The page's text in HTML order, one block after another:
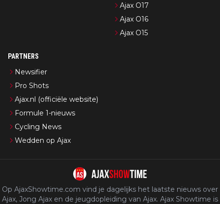
Ajax O17
Ajax O16
Ajax O15
PARTNERS
Newsifier
Pro Shots
Ajax.nl (officiële website)
Formule 1-nieuws
Cycling News
Wedden op Ajax
Op AjaxShowtime.com vind je dagelijks het laatste nieuws over
Ajax, Jong Ajax en de jeugdopleiding van Ajax. Ajax Showtime is